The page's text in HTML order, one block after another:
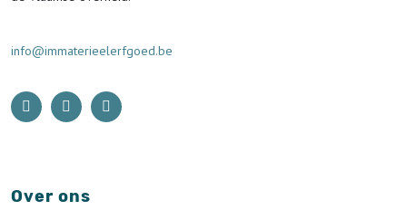
info@immaterieelerfgoed.be
Over ons